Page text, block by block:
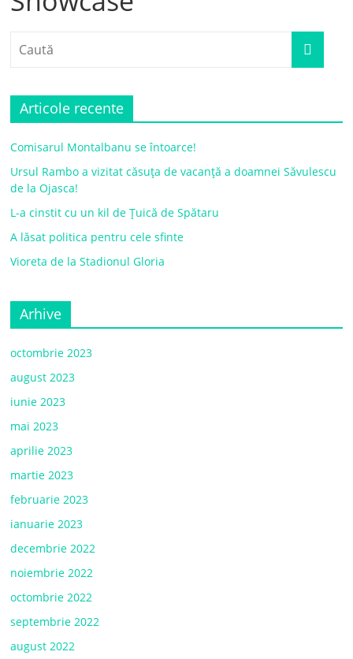
Articole recente
Comisarul Montalbanu se întoarce!
Ursul Rambo a vizitat căsuța de vacanță a doamnei Săvulescu
de la Ojasca!
L-a cinstit cu un kil de Țuică de Spătaru
A lăsat politica pentru cele sfinte
Vioreta de la Stadionul Gloria
Arhive
octombrie 2023
august 2023
iunie 2023
mai 2023
aprilie 2023
martie 2023
februarie 2023
ianuarie 2023
decembrie 2022
noiembrie 2022
octombrie 2022
septembrie 2022
august 2022